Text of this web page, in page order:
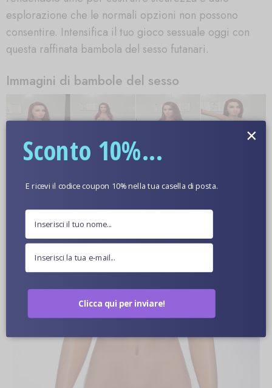
esplorazione che le normali opzioni non possono
consentire. Intensifica il tuo gioco sessuale oggi con
questa raffinata bambola del sesso futanari.
Immagini di bambole del sesso
Ulteriori informazioni
Colore Della Pelle Opzionale
Sconto 10%...
E ricevi il codice coupon 10% nella tua casella di posta.
Clicca qui per inviare!
×